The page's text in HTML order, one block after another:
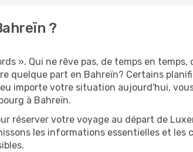
?
». Qui ne rêve pas, de temps en
quelque part en Bahreïn? Certains
importe votre situation aujourd'hui,
à Bahreïn.
réserver votre voyage au départ de
les informations essentielles et les